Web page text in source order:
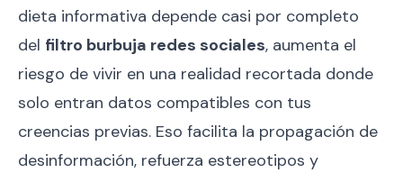
dieta informativa depende casi por completo
del filtro burbuja redes sociales, aumenta el
riesgo de vivir en una realidad recortada donde
solo entran datos compatibles con tus
creencias previas. Eso facilita la propagación de
desinformación, refuerza estereotipos y